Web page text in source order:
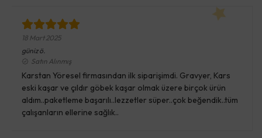
18 Mart 2025
güniz ö.
Satın Alınmış
Karstan Yöresel firmasından ilk siparişimdi. Gravyer, Kars
eski kaşar ve çıldır göbek kaşar olmak üzere birçok ürün
aldım..paketleme başarılı..lezzetler süper..çok beğendik..tüm
çalışanların ellerine sağlık..